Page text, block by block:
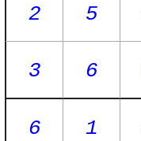
2 5
3 6
6 1